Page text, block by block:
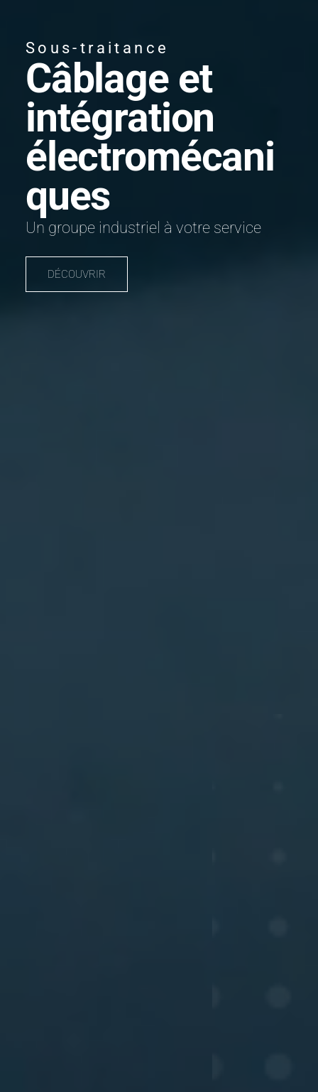
Sous-traitance
Câblage et
intégration
électromécani
ques
Un groupe industriel à votre service
DÉCOUVRIR